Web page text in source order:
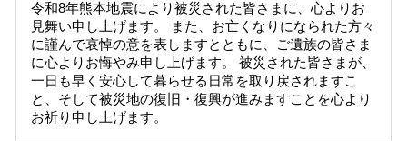
令和8年熊本地震により被災された皆さまに、心よりお
見舞い申し上げます。 また、お亡くなりになられた方々
に謹んで哀悼の意を表しますとともに、ご遺族の皆さま
に心よりお悔やみ申し上げます。 被災された皆さまが、
一日も早く安心して暮らせる日常を取り戻されますこ
と、そして被災地の復旧・復興が進みますことを心より
お祈り申し上げます。